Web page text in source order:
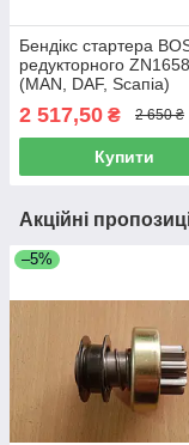
Бендікс стартера
редукторного ZN1658
(MAN, DAF, Ѕсапіа)
2 517,50 ₴ 2 650 ₴
Купити
Акційні
–5%